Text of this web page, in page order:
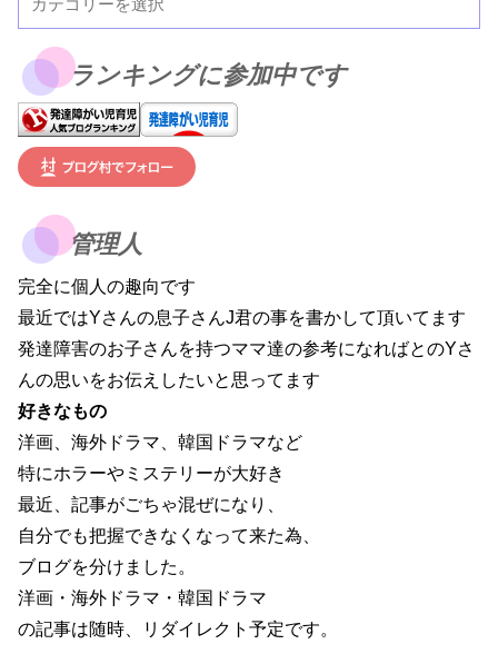
ランキングに参加中です
管理人
完全に個人の趣向です
最近ではYさんの息子さんJ君の事を書かして頂いてます
発達障害のお子さんを持つママ達の参考になればとのYさ
んの思いをお伝えしたいと思ってます
好きなもの
洋画、海外ドラマ、韓国ドラマなど
特にホラーやミステリーが大好き
最近、記事がごちゃ混ぜになり、
自分でも把握できなくなって来た為、
ブログを分けました。
洋画・海外ドラマ・韓国ドラマ
の記事は随時、リダイレクト予定です。